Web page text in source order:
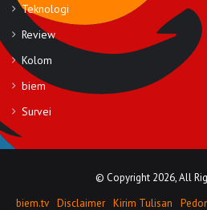
Teknologi
Review
Kolom
biem
Survei
© Copyright 2026, All
biem.tv Disclaimer Kirim Tulisan